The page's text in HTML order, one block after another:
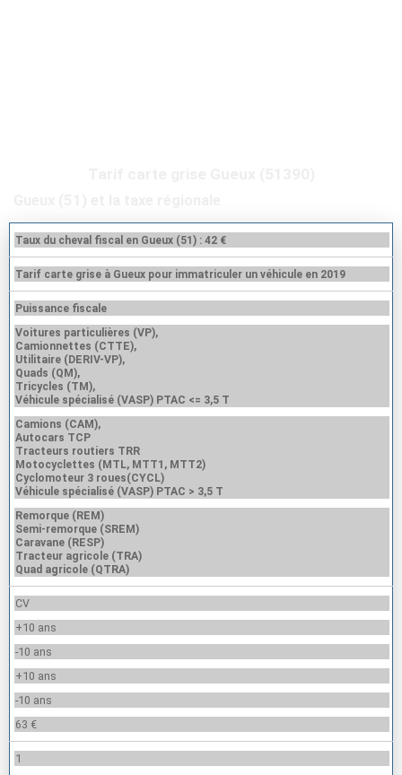
Taux du cheval fiscal en Gueux (51) : 42 €
Tarif carte grise à Gueux pour immatriculer un véhicule en 2019
Puissance fiscale
Voitures particulières (VP),
Camionnettes (CTTE),
Utilitaire (DERIV-VP),
Quads (QM),
Tricycles (TM),
Véhicule spécialisé (VASP) PTAC <= 3,5 T
Camions (CAM),
Autocars TCP
Tracteurs routiers TRR
Motocyclettes (MTL, MTT1, MTT2)
Cyclomoteur 3 roues(CYCL)
Véhicule spécialisé (VASP) PTAC > 3,5 T
Remorque (REM)
Semi-remorque (SREM)
Caravane (RESP)
Tracteur agricole (TRA)
Quad agricole (QTRA)
CV
+10 ans
-10 ans
+10 ans
-10 ans
63 €
1